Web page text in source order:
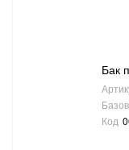
Бак
Код